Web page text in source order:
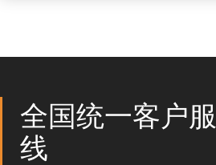
全国统一客户
线